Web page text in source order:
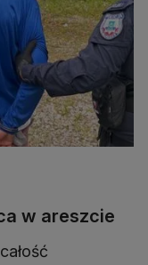
w areszcie